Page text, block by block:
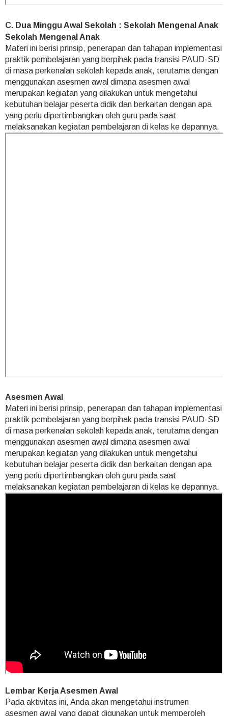
C. Dua Minggu Awal Sekolah : Sekolah Mengenal Anak
Sekolah Mengenal Anak
Materi ini berisi prinsip, penerapan dan tahapan implementasi
praktik pembelajaran yang berpihak pada transisi PAUD-SD
di masa perkenalan sekolah kepada anak, terutama dengan
menggunakan asesmen awal dimana asesmen awal
merupakan kegiatan yang dilakukan untuk mengetahui
kebutuhan belajar peserta didik dan berkaitan dengan apa
yang perlu dipertimbangkan oleh guru pada saat
melaksanakan kegiatan pembelajaran di kelas ke depannya.
Asesmen Awal
Materi ini berisi prinsip, penerapan dan tahapan implementasi
praktik pembelajaran yang berpihak pada transisi PAUD-SD
di masa perkenalan sekolah kepada anak, terutama dengan
menggunakan asesmen awal dimana asesmen awal
merupakan kegiatan yang dilakukan untuk mengetahui
kebutuhan belajar peserta didik dan berkaitan dengan apa
yang perlu dipertimbangkan oleh guru pada saat
melaksanakan kegiatan pembelajaran di kelas ke depannya.
Lembar Kerja Asesmen Awal
Pada aktivitas ini, Anda akan mengetahui instrumen
asesmen awal yang dapat digunakan untuk memperoleh